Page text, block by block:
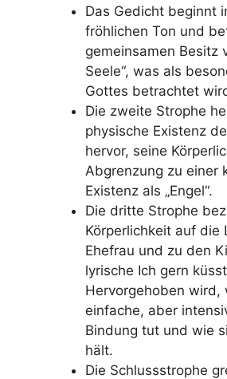
Das Gedicht beginnt
fröhlichen Ton und
gemeinsamen Besitz
Seele“, was als
Gottes betrachtet
Die zweite Strophe
physische Existenz
hervor, seine
Abgrenzung zu einer
Existenz als „Engel“.
Die dritte Strophe
Körperlichkeit auf die
Ehefrau und zu den
lyrische Ich gern
Hervorgehoben wird,
einfache, aber
Bindung tut und wie
hält.
Die Schlussstrophe